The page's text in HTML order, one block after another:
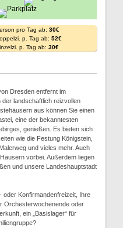
pro Tag ab: 30€
p. Tag ab: 52€
p. Tag ab: 30€
Dresden entfernt im
der landschaftlich reizvollen
aus können Sie einen
eine der bekanntesten
genießen. Es bieten sich
wie die Festung Königstein,
und vieles mehr. Auch
vorbei. Außerdem liegen
und unsere Landeshauptstadt
oder Konfirmandenfreizeit, Ihre
Orchesterwochenende oder
ein „Basislager“ für